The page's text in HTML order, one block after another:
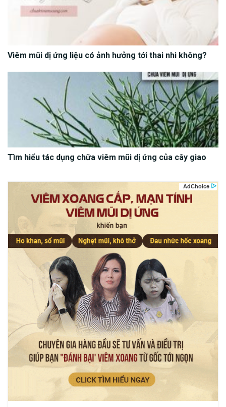
Viêm mũi dị ứng liệu có ảnh hưởng tới thai nhi không?
Tìm hiểu tác dụng chữa viêm mũi dị ứng của cây giao